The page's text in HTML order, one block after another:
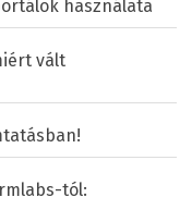
használata
vált
tól: